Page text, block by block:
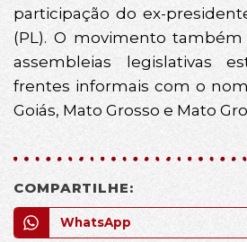
participação do ex-
(PL). O movimento
assembleias legislativas
frentes informais com o
Goiás, Mato Grosso e Mato
COMPARTILHE:
WhatsApp